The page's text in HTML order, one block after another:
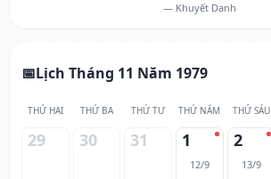
— Khuyết Danh
Lịch Tháng 11 Năm 1979
THỨ HAI THỨ BA THỨ TƯ THỨ NĂM THỨ SÁU
29 30 31 1
12/9
2
13/9